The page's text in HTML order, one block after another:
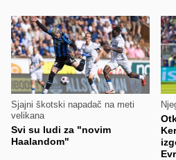
Sjajni škotski napadač na meti
velikana
Svi su ludi za "novim
Haalandom"